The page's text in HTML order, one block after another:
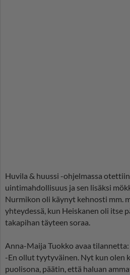
Huvila & huussi -ohjelmassa
uintimahdollisuus ja sen lisäksi
Nurmikon oli käynyt kehnosti mm.
yhteydessä, kun Heiskanen oli itse
takapihan täyteen soraa.
Anna-Maija Tuokko avaa tilannetta:
-En ollut tyytyväinen. Nyt kun olen
puolisona, päätin, että haluan